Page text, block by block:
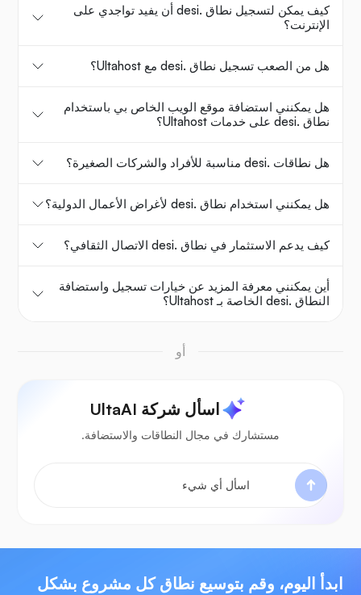
كيف يمكن لتسجيل نطاق .desi أن يفيد تواجدي على
الإنترنت؟
هل من الصعب تسجيل نطاق .desi مع Ultahost؟
هل يمكنني استضافة موقع الويب الخاص بي باستخدام
نطاق .desi على خدمات Ultahost؟
هل نطاقات .desi مناسبة للأفراد والشركات الصغيرة؟
هل يمكنني استخدام نطاق .desi لأغراض الأعمال الدولية؟
كيف يدعم الاستثمار في نطاق .desi الاتصال الثقافي؟
أين يمكنني معرفة المزيد عن خيارات تسجيل واستضافة
النطاق .desi الخاصة بـ Ultahost؟
أو
اسأل شركة UltaAI
مستشارك في مجال النطاقات والاستضافة.
ابدأ اليوم، وقم بتوسيع نطاق كل مشروع بشكل